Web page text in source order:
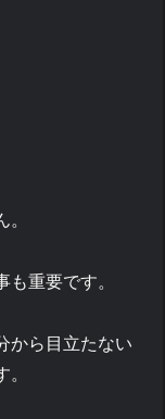
重要です。
から目立たない